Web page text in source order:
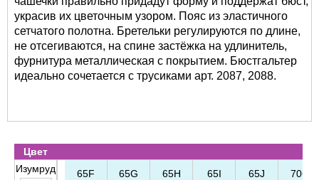
украсив их цветочным узором. Пояс из эластичного
сетчатого полотна. Бретельки регулируются по длине,
не отсегиваются, на спине застёжка на удлинитель,
фурнитура металлическая с покрытием. Бюстгальтер
идеально сочетается с трусиками арт. 2087, 2088.
Цвет
Изумруд
65F 65G 65H 65I 65J 70C